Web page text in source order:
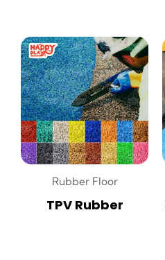
Rubber Floor
TPV Rubber